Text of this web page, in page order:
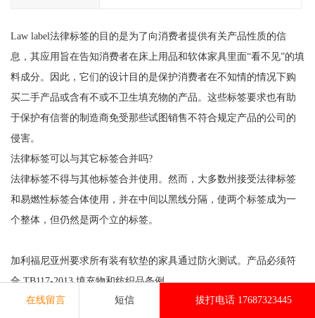
Law label法律标签的目的是为了向消费者提供有关产品性质的信
息，其应用旨在告知消费者在床上用品和软体家具里面“看不见”的填
料成分。因此，它们的设计目的是保护消费者在不知情的情况下购
买二手产品或含有不或不卫生填充物的产品。这些标签要求也有助
于保护有信誉的制造商免受那些试图销售不符合规定产品的公司的
侵害。
法律标签可以与其它标签合并吗?
法律标签不得与其他标签合并使用。然而，大多数州接受法律标签
和易燃性标签合体使用，并在中间以黑线分隔，使两个标签成为一
个整体，但仍然是两个立的标签。
加利福尼亚州要求所有装有软垫的家具通过防火测试。产品必须符
合 TB117-2013 填充物和纺织品条例。
办理LawLabel美国法律标注册
在线留言 短信 拔打电话 17687323445